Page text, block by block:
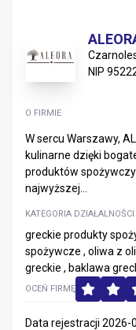
NIP
O FIRMIE
W sercu Warszawy,
kulinarne dzięki
produktów
najwyższej...
KATEGORIA DZIAŁALNOŚCI
greckie produkty
spożywcze , oliwa z
greckie , baklawa
OCEŃ FIRMĘ
Data rejestracji 2026-